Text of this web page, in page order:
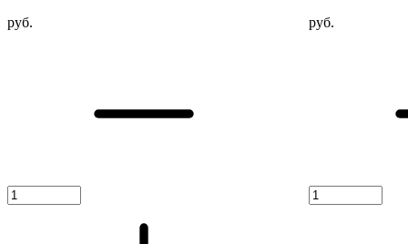
руб.
руб.